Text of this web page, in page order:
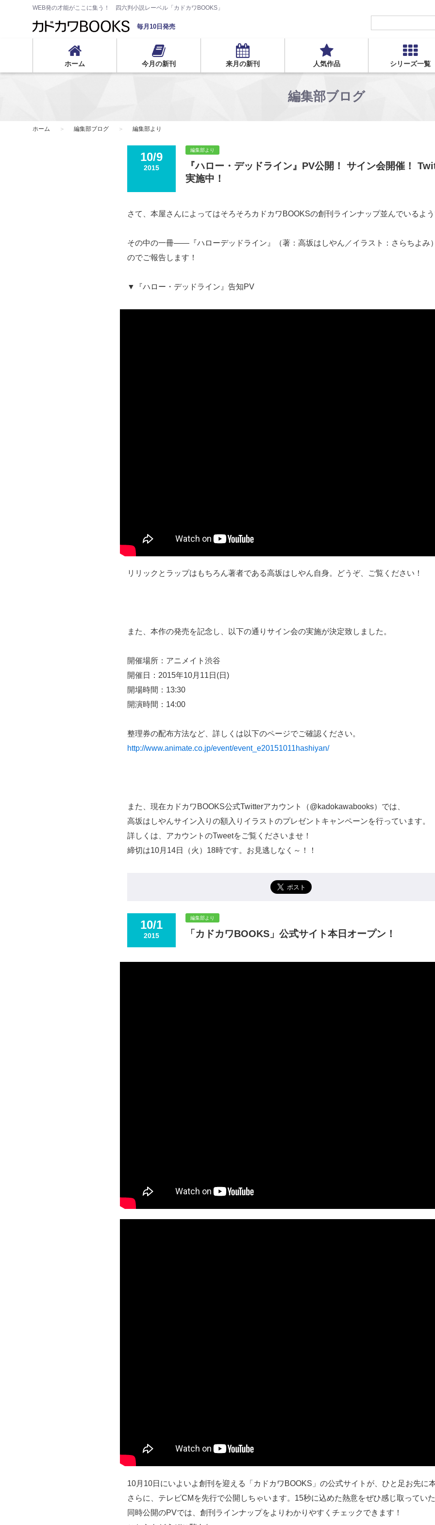
WEB発の才能がここに集う！ 四六判小説レーベル「カドカワBOOKS」
毎月10日発売
ホーム 今月の新刊 来月の新刊 人気作品 シリーズ一覧
編集部ブログ
ホーム 編集部ブログ 編集部より
10/9
2015
編集部より
『ハロー・デッドライン』PV公開！ サイン会開催！
実施中！
さて、本屋さんによってはそろそろカドカワBOOKSの創刊ラインナップ並んでいるよう
その中の一冊――『ハローデッドライン』（著：高坂はしやん／イラスト：さらちよみ
のでご報告します！
▼『ハロー・デッドライン』告知PV
リリックとラップはもちろん著者である高坂はしやん自身。どうぞ、ご覧ください！
また、本作の発売を記念し、以下の通りサイン会の実施が決定致しました。
開催場所：アニメイト渋谷
開催日：2015年10月11日(日)
開場時間：13:30
開演時間：14:00
整理券の配布方法など、詳しくは以下のページでご確認ください。
http://www.animate.co.jp/event/event_e20151011hashiyan/
また、現在カドカワBOOKS公式Twitterアカウント（@kadokawabooks）では、
高坂はしやんサイン入りの額入りイラストのプレゼントキャンペーンを行っています。
詳しくは、アカウントのTweetをご覧くださいませ！
締切は10月14日（火）18時です。お見逃しなく～！！
10/1
2015
編集部より
「カドカワBOOKS」公式サイト本日オープン！
10月10日にいよいよ創刊を迎える「カドカワBOOKS」の公式サイトが、ひと足お先に
さらに、テレビCMを先行で公開しちゃいます。15秒に込めた熱意をぜひ感じ取っていた
同時公開のPVでは、創刊ラインナップをよりわかりやすくチェックできます！